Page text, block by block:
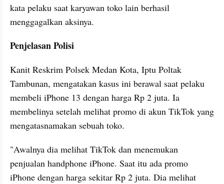
kata pelaku saat karyawan toko lain berhasil
menggagalkan aksinya.
Penjelasan Polisi
Kanit Reskrim Polsek Medan Kota, Iptu Poltak
Tambunan, mengatakan kasus ini berawal saat pelaku
membeli iPhone 13 dengan harga Rp 2 juta. Ia
membelinya setelah melihat promo di akun TikTok yang
mengatasnamakan sebuah toko.
"Awalnya dia melihat TikTok dan menemukan
penjualan handphone iPhone. Saat itu ada promo
iPhone dengan harga sekitar Rp 2 juta. Dia melihat